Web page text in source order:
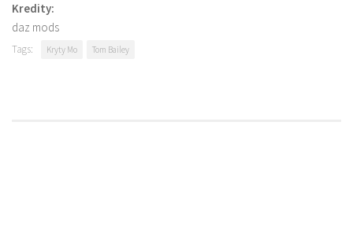
Kredity:
daz mods
Tags: Kryty Mo Tom Bailey